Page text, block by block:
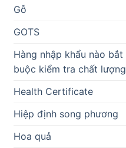
Gỗ
GOTS
Hàng nhập khẩu nào bắt
buộc kiểm tra chất lượng
Health Certificate
Hiệp định song phương
Hoa quả